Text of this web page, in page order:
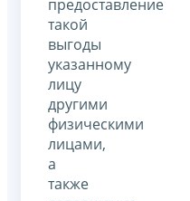
предоставление
такой
выгоды
указанному
лицу
другими
физическими
лицами,
а
также